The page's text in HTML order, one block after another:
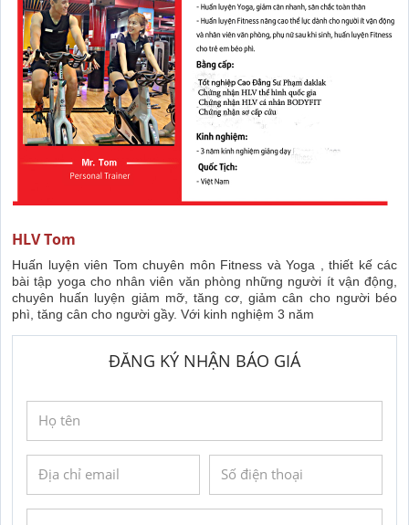
HLV Tom
Huấn luyện viên Tom chuyên môn Fitness và Yoga , thiết kế các
bài tập yoga cho nhân viên văn phòng những người ít vận động,
chuyên huấn luyện giảm mỡ, tăng cơ, giảm cân cho người béo
phì, tăng cân cho người gầy. Với kinh nghiệm 3 năm
ĐĂNG KÝ NHẬN BÁO GIÁ